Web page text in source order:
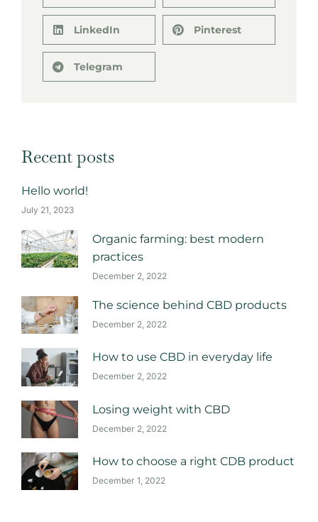
LinkedIn Pinterest
Telegram
Recent posts
Hello world!
July 21, 2023
Organic farming: best modern
practices
December 2, 2022
The science behind CBD products
December 2, 2022
How to use CBD in everyday life
December 2, 2022
Losing weight with CBD
December 2, 2022
How to choose a right CDB product
December 1, 2022